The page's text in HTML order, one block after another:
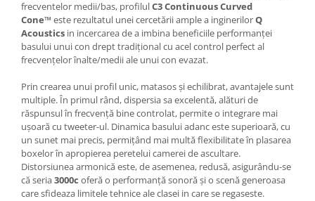
frecventelor medii/bas, profilulC3 Continuous Curved
Cone™ este rezultatul unei cercetării ample a inginerilorQ
Acoustics in incercarea de a imbina beneficiile performanței
basului unui con drept tradițional cu acel control perfect al
frecvențelor înalte/medii ale unui con evazat.
Prin crearea unui profil unic, matasos și echilibrat, avantajele sunt
multiple. În primul rând, dispersia sa excelentă, alături de
răspunsul în frecvență bine controlat, permite o integrare mai
ușoară cu tweeter-ul. Dinamica basului adanc este superioară, cu
un sunet mai precis, permițând mai multă flexibilitate în plasarea
boxelor în apropierea peretelui camerei de ascultare.
Distorsiunea armonică este, de asemenea, redusă, asigurându-se
că seria3000c oferă o performanță sonoră și o scenă generoasa
care sfideaza limitele tehnice ale clasei in care se regaseste.